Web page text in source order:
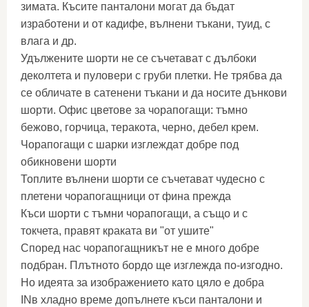
зимата. Късите панталони могат да бъдат
изработени и от кадифе, вълнени тъкани, туид, с
влага и др.
Удължените шорти не се съчетават с дълбоки
деколтета и пуловери с груби плетки. Не трябва да
се обличате в сатенени тъкани и да носите дънкови
шорти. Офис цветове за чорапогащи: тъмно
бежово, горчица, теракота, черно, дебел крем.
Чорапогащи с шарки изглеждат добре под
обикновени шорти
Топлите вълнени шорти се съчетават чудесно с
плетени чорапогащници от фина прежда
Къси шорти с тъмни чорапогащи, а също и с
токчета, правят краката ви "от ушите"
Според нас чорапогащникът не е много добре
подбран. Плътното бордо ще изглежда по-изгодно.
Но идеята за изображението като цяло е добра
INв хладно време допълнете къси панталони и